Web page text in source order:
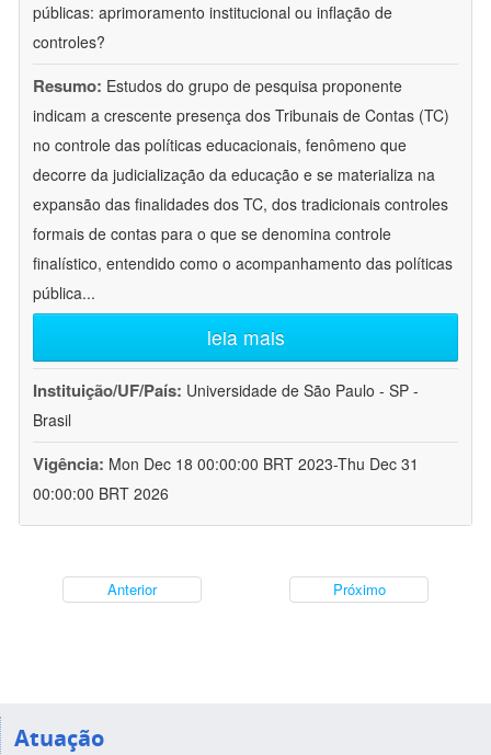
públicas: aprimoramento institucional ou inflação de
controles?
Resumo: Estudos do grupo de pesquisa proponente
indicam a crescente presença dos Tribunais de Contas (TC)
no controle das políticas educacionais, fenômeno que
decorre da judicialização da educação e se materializa na
expansão das finalidades dos TC, dos tradicionais controles
formais de contas para o que se denomina controle
finalístico, entendido como o acompanhamento das políticas
pública...
leia mais
Instituição/UF/País: Universidade de São Paulo - SP -
Brasil
Vigência: Mon Dec 18 00:00:00 BRT 2023-Thu Dec 31
00:00:00 BRT 2026
Anterior Próximo
Atuação